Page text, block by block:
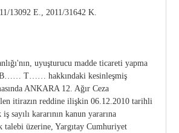
13092 E., 2011/31642 K.
uyuşturucu madde ticareti yapma
B…… T…… hakkındaki kesinleşmiş
ANKARA 12. Ağır Ceza
itirazın reddine ilişkin 06.12.2010 tarihli
sayılı kararının kanun yararına
talebi üzerine, Yargıtay Cumhuriyet